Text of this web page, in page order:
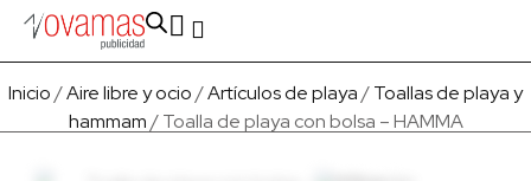
Inicio/Aire libre y ocio/Artículos de playa/Toallas de playa y
hammam/ Toalla de playa con bolsa – HAMMA